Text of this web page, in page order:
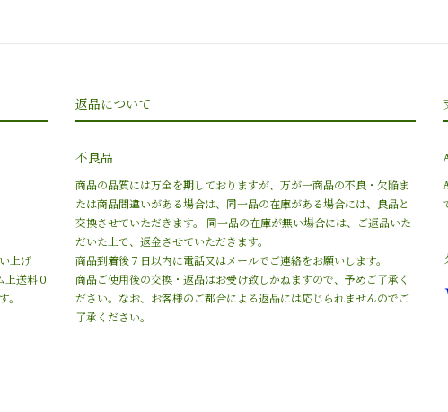
上げ
上送料０
返品について
不良品
商品の品質には万全を期しておりますが、万が一商品の不良・欠陥ま
たは商品間違いがある場合は、同一品の在庫がある場合には、良品と
交換させていただきます。 同一品の在庫が無い場合には、ご返品いた
だいた上で、返金させていただきます。
商品到着後７日以内に電話又はメールでご連絡をお願いします。
商品ご使用後の交換・返品はお受け致しかねますので、予めご了承く
ださい。なお、お客様のご都合による返品には応じられませんのでご
了承ください。